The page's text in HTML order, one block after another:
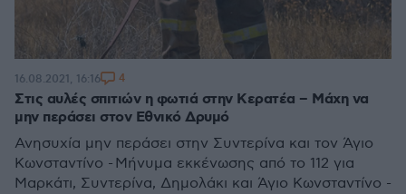
Στις αυλές σπιτιών η φωτιά στην Κερατέα – Μάχη να
μην περάσει στον Εθνικό Δρυμό
Ανησυχία μην περάσει στην Συντερίνα και τον Άγιο
Κωνσταντίνο - Μήνυμα εκκένωσης από το 112 για
Μαρκάτι, Συντερίνα, Δημολάκι και Άγιο Κωνσταντίνο -
16.08.2021, 16:16 4